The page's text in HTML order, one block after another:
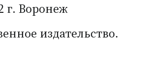
г. Воронеж
издательство.